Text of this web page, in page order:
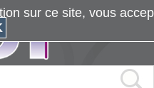
sur ce site, vous